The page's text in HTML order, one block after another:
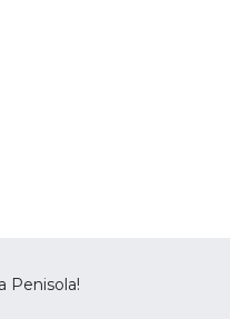
Penisola!